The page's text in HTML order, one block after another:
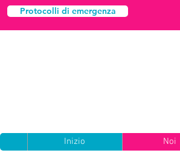
Protocolli di emergenza
Inizio Noi